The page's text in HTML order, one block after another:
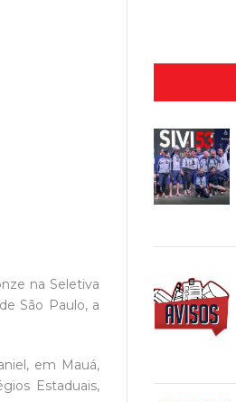
na Seletiva
São Paulo, a
em Mauá,
Estaduais,